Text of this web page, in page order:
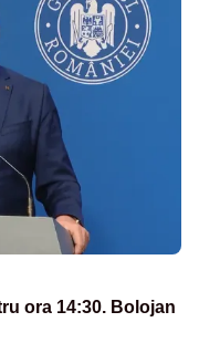
ora 14:30. Bolojan